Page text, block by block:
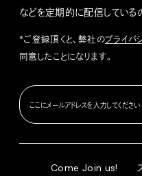
などを定期的に配信している
*ご登録頂くと、弊社のプライバ
同意したことになります。
Come Join us!